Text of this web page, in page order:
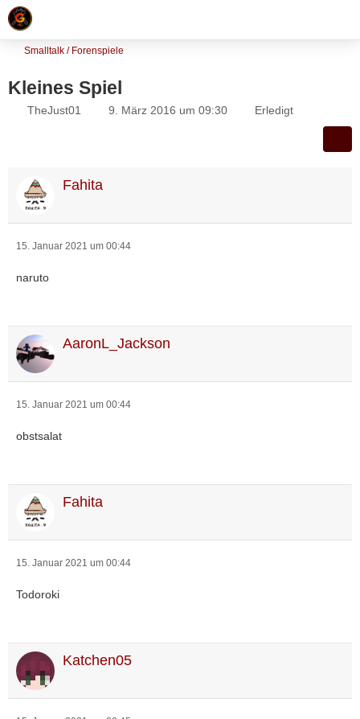
Smalltalk / Forenspiele
Kleines Spiel
TheJust01 9. März 2016 um 09:30 Erledigt
Fahita
15. Januar 2021 um 00:44
naruto
AaronL_Jackson
15. Januar 2021 um 00:44
obstsalat
Fahita
15. Januar 2021 um 00:44
Todoroki
Katchen05